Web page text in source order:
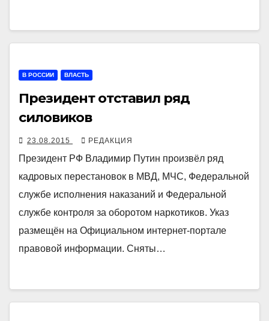
В РОССИИ ВЛАСТЬ
Президент отставил ряд
силовиков
23.08.2015 РЕДАКЦИЯ
Президент РФ Владимир Путин произвёл ряд
кадровых перестановок в МВД, МЧС, Федеральной
службе исполнения наказаний и Федеральной
службе контроля за оборотом наркотиков. Указ
размещён на Официальном интернет-портале
правовой информации. Сняты…